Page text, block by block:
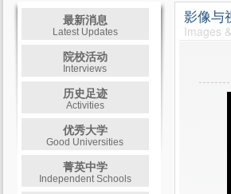
最新消息
Latest Updates
院校活动
Interviews
历史足迹
Activities
优秀大学
Good Universities
菁英中学
Independent Schools
影像与
Images